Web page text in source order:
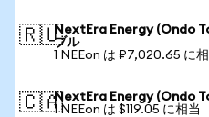
🇷🇺NextEra Energy (Ondo
ブル
1 NEEon は ₽7,020.65 に
🇨🇦NextEra Energy (Ondo
1 NEEon は $119.05 に相当